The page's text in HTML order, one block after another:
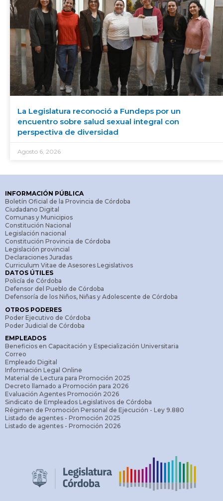
La Legislatura reconoció a Fundeps por un
encuentro sobre salud sexual integral con
perspectiva de diversidad
Agosto 6, 2026
INFORMACIÓN PÚBLICA
Boletín Oficial de la Provincia de Córdoba
Ciudadano Digital
Comunas y Municipios
Constitución Nacional
Legislación nacional
Constitución Provincia de Córdoba
Legislación provincial
Declaraciones Juradas
Curriculum Vitae de Asesores Legislativos
DATOS ÚTILES
Policía de Córdoba
Defensor del Pueblo de Córdoba
Defensoría de los Niños, Niñas y Adolescente de Córdoba
OTROS PODERES
Poder Ejecutivo de Córdoba
Poder Judicial de Córdoba
EMPLEADOS
Beneficios en Capacitación y Especialización Universitaria
Correo
Empleado Digital
Información Legal Online
Material de Lectura para Promoción 2025
Decreto llamado a Promoción para 2026
Evaluación Agentes Promoción 2026
Sindicato de Empleados Legislativos de Córdoba
Régimen de Promoción Personal de Ejecución - Ley 9.880
Listado de agentes - Promoción 2025
Listado de agentes - Promoción 2026